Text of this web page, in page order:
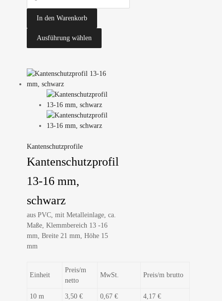
In den Warenkorb
Ausführung wählen
Kantenschutzprofile
Kantenschutzprofil
13-16 mm,
schwarz
aus PVC, mit Metalleinlage, ca.
Maße, Klemmbereich 13 -16
mm, Breite 21 mm, Höhe 15
mm
Einheit
Preis/m
netto
MwSt. Preis/m brutto
10 m 3,50 € 0,67 € 4,17 €